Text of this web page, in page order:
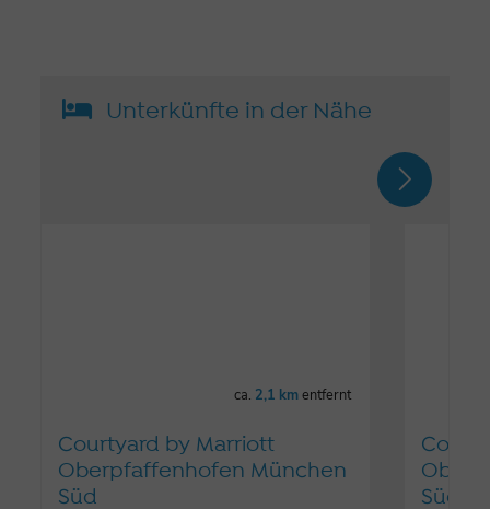
Unterkünfte in der Nähe
ca. 2,1 kmentfernt
Courtyard by Marriott
Oberpfaffenhofen München
Süd
Süd